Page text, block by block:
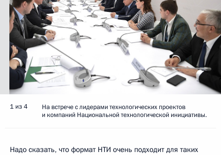
1 из 4
На встрече с лидерами технологических проектов
и компаний Национальной технологической инициативы.
Надо сказать, что формат НТИ очень подходит для таких